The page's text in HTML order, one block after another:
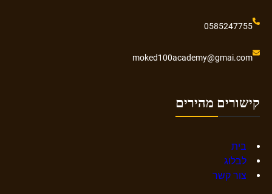
0585247755
moked100academy@gmai.com
קישורים מהירים
בית
לבלוג
צור קשר